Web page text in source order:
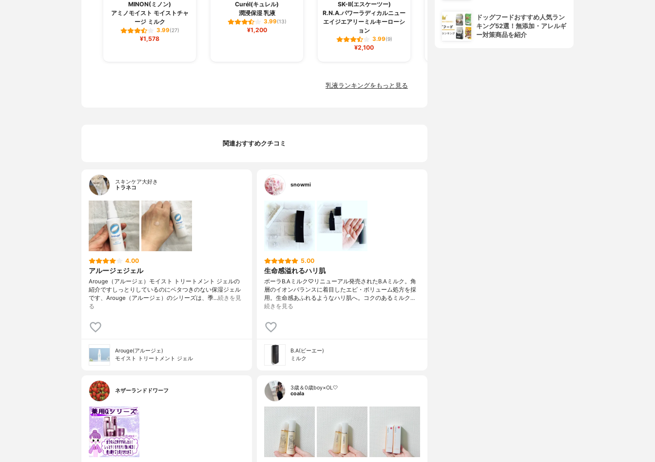
MINON(ミノン)
アミノモイスト モイストチャ
ージ ミルク
3.99(27)
¥1,578
Curél(キュレル)
潤浸保湿 乳液
3.99(13)
¥1,200
SK-II(エスケーツー)
R.N.A.パワーラディカルニュー
エイジエアリーミルキーローシ
ョン
3.99(9)
¥2,100
エクサージュホワイト ホワイ
トライズ ミルク Ⅱ
3.99(6)
¥3,630
ホワイトニングクリア エマル
乳液ランキングをもっと見る
関連おすすめクチコミ
スキンケア大好き
トラネコ
4.00
アルージェジェル
Arouge（アルージェ）モイスト トリートメント ジェルの
紹介ですしっとりしているのにベタつきのない保湿ジェル
です、Arouge（アルージェ）のシリーズは、季…続きを見
る
Arouge(アルージェ)
モイスト トリートメント ジェル
snowmi
5.00
生命感溢れるハリ肌
ポーラB.Aミルク♡リニューアル発売されたB.Aミルク。角
層のイオンバランスに着目したエピ・ボリューム処方を採
用。生命感あふれるようなハリ肌へ。コクのあるミルク…
続きを見る
B.A(ビーエー)
ミルク
ネザーランドドワーフ
3歳＆0歳boy×OL🤍
coala
ドッグフードおすすめ人気ラン
キング52選！無添加・アレルギ
ー対策商品を紹介